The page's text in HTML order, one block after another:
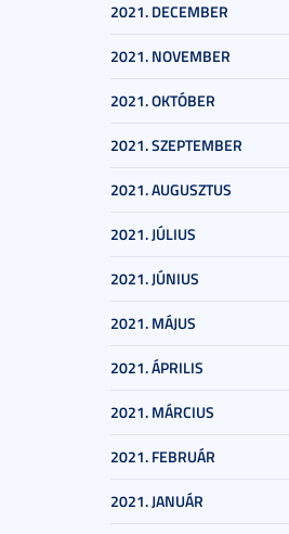
2021. DECEMBER
2021. NOVEMBER
2021. OKTÓBER
2021. SZEPTEMBER
2021. AUGUSZTUS
2021. JÚLIUS
2021. JÚNIUS
2021. MÁJUS
2021. ÁPRILIS
2021. MÁRCIUS
2021. FEBRUÁR
2021. JANUÁR